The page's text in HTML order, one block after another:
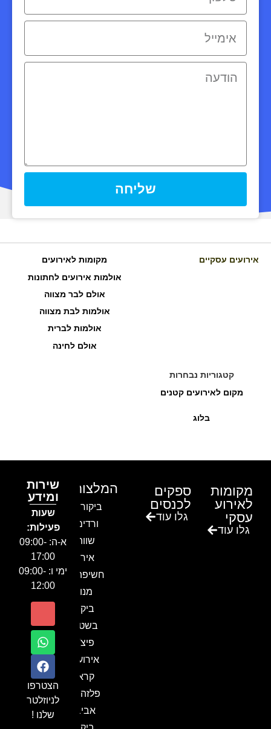
שליחה
אירועים עסקיים
מקומות לאירועים
אולמות אירועים לחתונות
אולם לבר מצווה
אולמות לבת מצווה
אולמות לברית
אולם לחינה
קטגוריות נבחרות
מקום לאירועים קטנים
בלוג
מקומות
לאירוע
עסקי
גלו עוד
ספקים
לכנסים
גלו עוד
המלצות
ביקור בגן
ורדים –
שווה!!
אירוע
חשיפה- זיו
מנור
ביקור
בשטח-
פיצ'ר
אירועים
קראון
פלזה תל
אביב-
שירות
ומידע
שעות
פעילות:
א-ה: 09:00-
17:00
ימי ו: 09:00-
12:00
הצטרפו
לניוזלטר
שלנו !